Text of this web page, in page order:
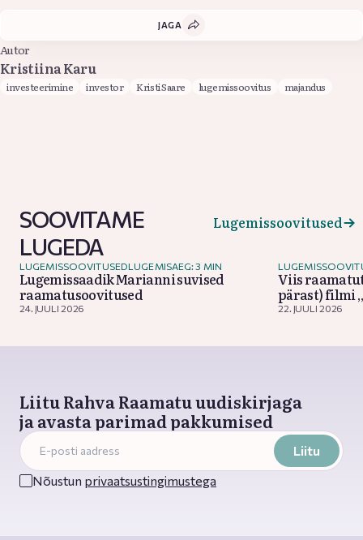
JAGA
Autor
Kristiina Karu
investeerimine investor Kristi Saare lugemissoovitus majandus
SOOVITAME
LUGEDA
Lugemissoovitused
LUGEMISSOOVITUSEDLUGEMISAEG: 3 MIN
Lugemissaadik Marianni suvised
raamatusoovitused
24. JUULI 2026
Viis
pärast) filmi
22. JUULI 2026
Liitu Rahva Raamatu uudiskirjaga
ja avasta parimad pakkumised
Liitu
Nõustun privaatsustingimustega